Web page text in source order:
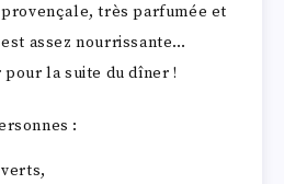
très parfumée et
assez nourrissante…
la suite du dîner !
:
verts,